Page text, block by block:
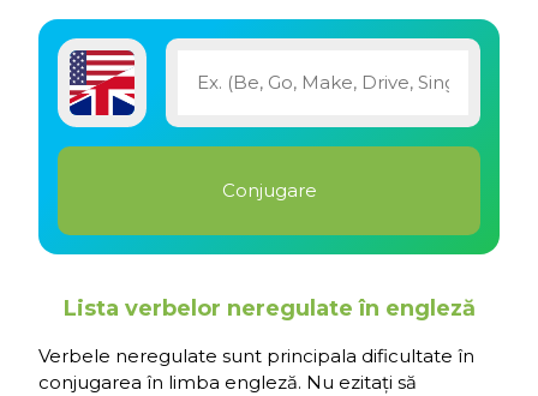
Lista verbelor neregulate în engleză
Verbele neregulate sunt principala dificultate în
conjugarea în limba engleză. Nu ezitați să